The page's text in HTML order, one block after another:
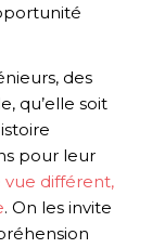
des
qu’elle soit
pour leur
vue différent,
. On les invite